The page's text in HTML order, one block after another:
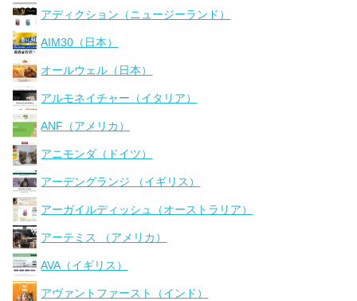
アディクション（ニュージーランド）
AIM30（日本）
オールウェル（日本）
アルモネイチャー（イタリア）
ANF（アメリカ）
アニモンダ（ドイツ）
アーデングランジ （イギリス）
アーガイルディッシュ（オーストラリア）
アーテミス （アメリカ）
AVA（イギリス）
アヴァントファースト（インド）